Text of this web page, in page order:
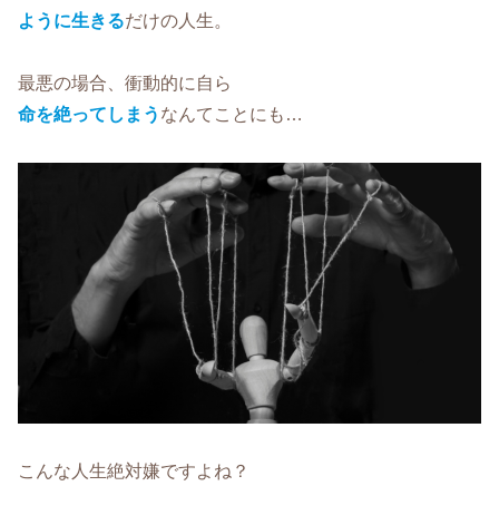
ように生きるだけの人生。
最悪の場合、衝動的に自ら
命を絶ってしまう なんてことにも…
こんな人生絶対嫌ですよね？